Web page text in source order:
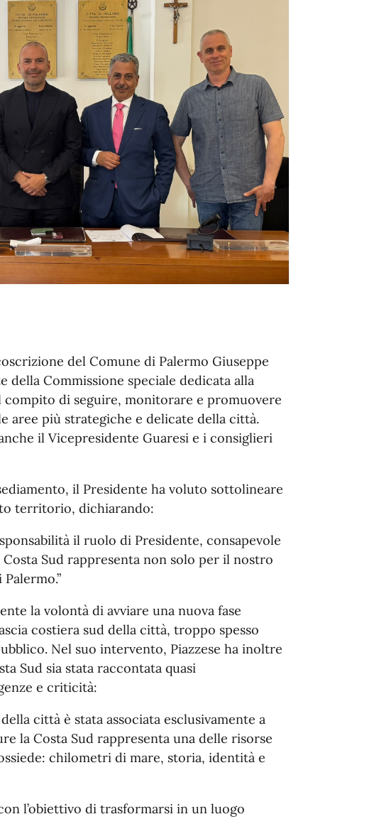
del Comune di Palermo Giuseppe
della Commissione speciale dedicata alla
compito di seguire, monitorare e promuovere
aree più strategiche e delicate della città.
il Vicepresidente Guaresi e i consiglieri
il Presidente ha voluto sottolineare
territorio, dichiarando:
il ruolo di Presidente, consapevole
Sud rappresenta non solo per il nostro
la volontà di avviare una nuova fase
costiera sud della città, troppo spesso
Nel suo intervento, Piazzese ha inoltre
Sud sia stata raccontata quasi
e criticità:
città è stata associata esclusivamente a
la Costa Sud rappresenta una delle risorse
chilometri di mare, storia, identità e
l’obiettivo di trasformarsi in un luogo